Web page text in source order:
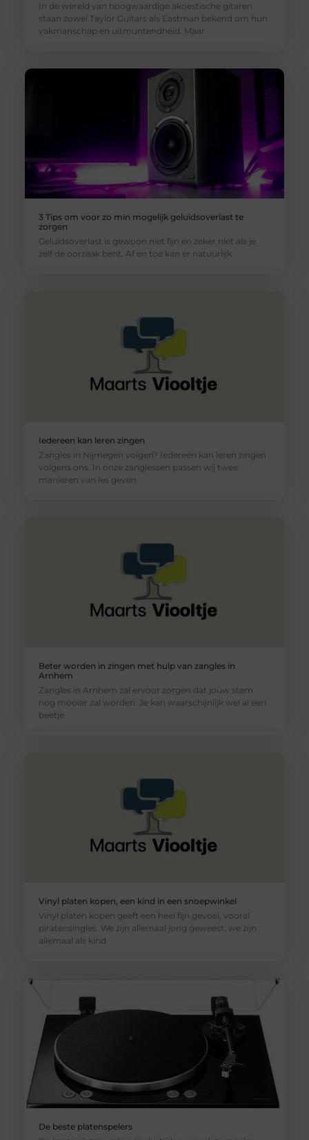
In de wereld van hoogwaardige akoestische gitaren
staan zowel Taylor Guitars als Eastman bekend om hun
vakmanschap en uitmuntendheid. Maar
3 Tips om voor zo min mogelijk geluidsoverlast te
zorgen
Geluidsoverlast is gewoon niet fijn en zeker niet als je
zelf de oorzaak bent. Af en toe kan er natuurlijk
Iedereen kan leren zingen
Zangles in Nijmegen volgen? Iedereen kan leren zingen
volgens ons. In onze zanglessen passen wij twee
manieren van les geven
Beter worden in zingen met hulp van zangles in
Arnhem
Zangles in Arnhem zal ervoor zorgen dat jouw stem
nog mooier zal worden. Je kan waarschijnlijk wel al een
beetje
Vinyl platen kopen, een kind in een snoepwinkel
Vinyl platen kopen geeft een heel fijn gevoel, vooral
piratensingles. We zijn allemaal jong geweest, we zijn
allemaal als kind
De beste platenspelers